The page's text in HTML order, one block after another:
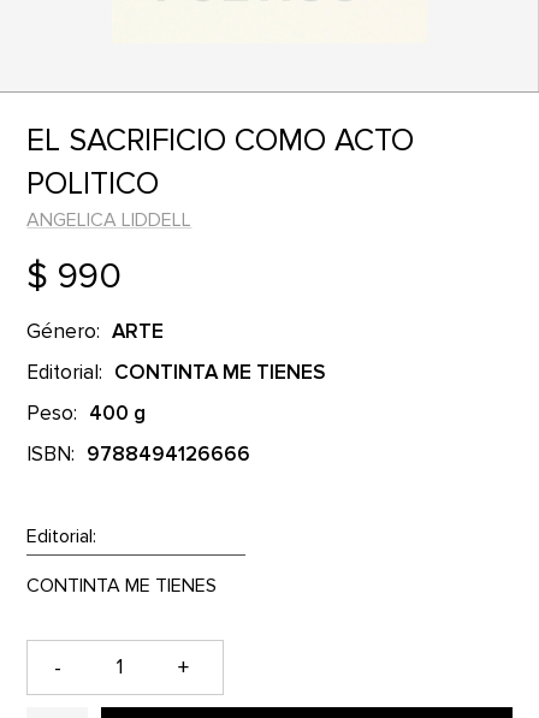
EL SACRIFICIO COMO ACTO
POLITICO
ANGELICA LIDDELL
$ 990
Género: ARTE
Editorial: CONTINTA ME TIENES
Peso: 400 g
ISBN: 9788494126666
Editorial:
- +